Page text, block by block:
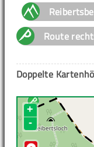
Route
Doppelte
+
-